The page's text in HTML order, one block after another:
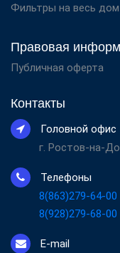
Фильтры на весь дом
Правовая
Публичная оферта
Контакты
Головной офис
г. Ростов-на-
Телефоны
8(863)279-64-00
8(928)279-68-00
E-mail